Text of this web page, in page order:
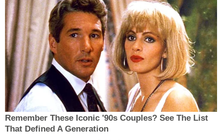
Remember These Iconic '90s Couples? See The List
That Defined A Generation